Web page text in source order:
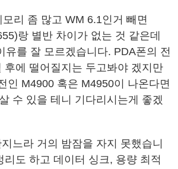
리 좀 많고 WM 6.1인거 빼면
랑 별반 차이가 없는 것 같은데
유를 잘 모르겠습니다. PDA폰의 전
후에 떨어질지는 두고봐야 겠지만
인 M4900 혹은 M4950이 나온다면
수 있을 테니 기다리시는게 좋겠
느라 거의 밤잠을 자지 못했습니
리도 하고 데이터 싱크, 용량 최적